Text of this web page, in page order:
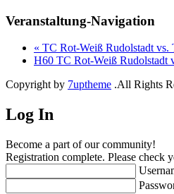
Veranstaltung-Navigation
« TC Rot-Weiß Rudolstadt vs.
H60 TC Rot-Weiß Rudolstadt
Copyright by 7uptheme .All Rights
Log In
Become a part of our community!
Registration complete. Please check